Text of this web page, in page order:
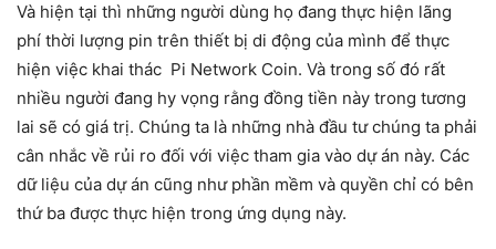
Và hiện tại thì những người dùng họ đang thực hiện lãng
phí thời lượng pin trên thiết bị di động của mình để thực
hiện việc khai thác Pi Network Coin. Và trong số đó rất
nhiều người đang hy vọng rằng đồng tiền này trong tương
lai sẽ có giá trị. Chúng ta là những nhà đầu tư chúng ta phải
cân nhắc về rủi ro đối với việc tham gia vào dự án này. Các
dữ liệu của dự án cũng như phần mềm và quyền chỉ có bên
thứ ba được thực hiện trong ứng dụng này.